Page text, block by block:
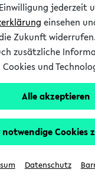
jederzeit
einsehen
Zukunft
zusätzliche
und
Alle akzeptieren
notwendige Cookies
Datenschutz